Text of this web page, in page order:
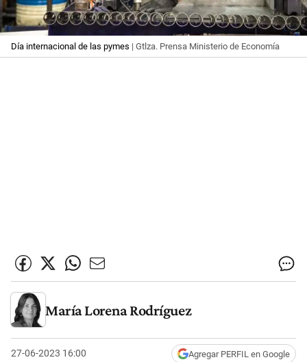
Día internacional de las pymes | Gtlza. Prensa Ministerio de Economía
María Lorena Rodríguez
27-06-2023 16:00 Agregar PERFIL en Google